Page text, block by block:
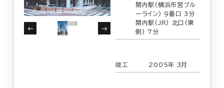
関内駅(横浜市営ブル
ーライン) 9番口 3分
関内駅(JR) 北口(東
側) 7分
竣工 2005年 3月